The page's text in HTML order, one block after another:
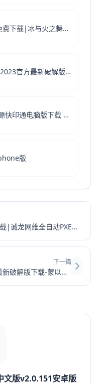
冰与火之舞安卓中文版免费下载|冰与火之舞手机中文版 V2.8.4 安卓版下载
蒙以录课CourseMaker 2023官方最新破解版下载-蒙以录课CourseMaker最新破解版下载 v6.4.3
点源快印通软件下载-点源快印通电脑版下载 v2.7.5.0官方破解版
版
诚龙网维全自动PXE网刻工具下载|诚龙网维全自动PXE网刻工具 V11.0 绿色版下载
下一篇
蒙以录课CourseMaker 2023官方最新破解版下载-蒙以录课CourseMaker最新破解版下载 v6.4.3
文版v2.0.151安卓版